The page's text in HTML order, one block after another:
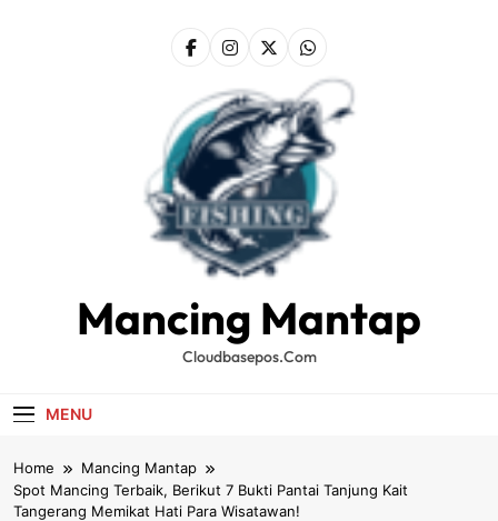
Mancing Mantap
Cloudbasepos.com
MENU
Home
Mancing Mantap
Spot Mancing Terbaik, Berikut 7 Bukti Pantai Tanjung Kait
Tangerang Memikat Hati Para Wisatawan!